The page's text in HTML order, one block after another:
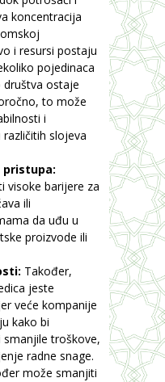
koncentracija
i resursi postaju
pojedinaca
društva ostaje
to može
i
slojeva
pristupa:
visoke barijere za
ili
da uđu u
proizvode ili
Također,
jeste
veće kompanije
kako bi
troškove,
radne snage.
može smanjiti